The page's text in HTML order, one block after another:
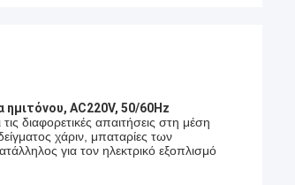
AC220V, 50/60Hz
διαφορετικές απαιτήσεις στη μέση
χάριν, μπαταρίες των
για τον ηλεκτρικό εξοπλισμό